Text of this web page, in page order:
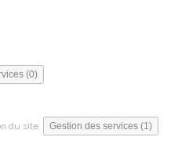
(0)
du site.
Gestion des services (1)